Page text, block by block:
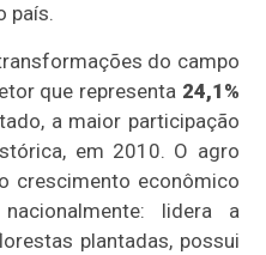
país.
do campo
que representa 24,1%
a maior participação
em 2010. O agro
crescimento econômico
lidera a
plantadas, possui